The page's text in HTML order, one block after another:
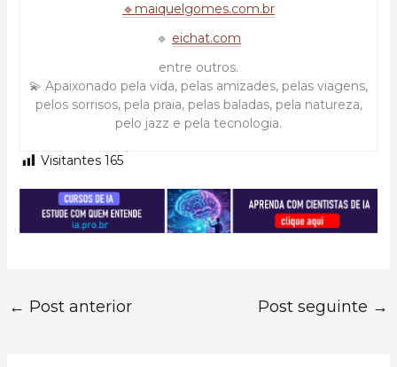
🔹maiquelgomes.com.br
🔹 eichat.com
entre outros.
💫 Apaixonado pela vida, pelas amizades, pelas viagens,
pelos sorrisos, pela praia, pelas baladas, pela natureza,
pelo jazz e pela tecnologia.
Visitantes 165
← Post anterior Post seguinte →